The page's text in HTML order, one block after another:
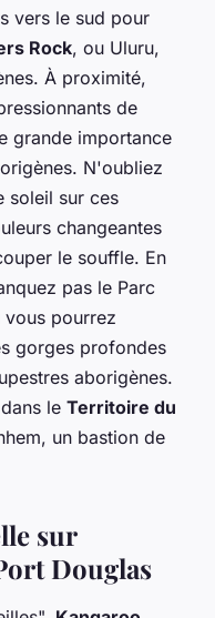
vers le sud pour
Rock, ou Uluru,
À proximité,
de
grande importance
N'oubliez
soleil sur ces
changeantes
le souffle. En
pas le Parc
vous pourrez
gorges profondes
aborigènes.
le Territoire du
un bastion de
sur
Douglas